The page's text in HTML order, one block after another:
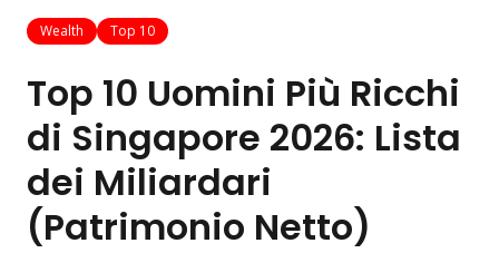
Wealth Top 10
Top 10 Uomini Più Ricchi
di Singapore 2026: Lista
dei Miliardari
(Patrimonio Netto)